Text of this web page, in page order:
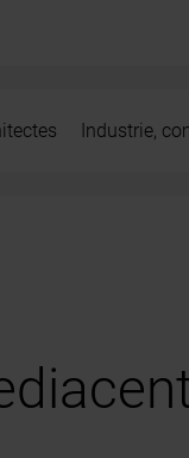
Industrie,